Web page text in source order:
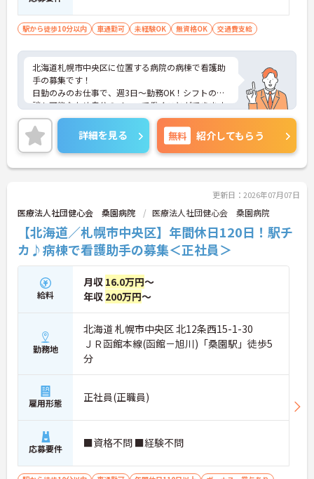
駅から徒歩10分以内 車通勤可 未経験OK 無資格OK 交通費支給
北海道札幌市中央区に位置する病院の病棟で看護助
手の募集です！
日勤のみのお仕事で、週3日～勤務OK！シフトの相
談も可能なため自分のペースで働くことができます
◎最寄り駅から徒歩圏内のため通勤も楽々♪現場経
験のない方でもチャレンジできる職場で、フォロー
体制もあり、経験に関わらず安心してスタートでき
ます。
こちらの求人にご興味がございましたら面接のポイ
詳細を見る 無料 紹介してもらう
更新日：2026年07月07日
医療法人社団健心会 桑園病院 医療法人社団健心会 桑園病院
【北海道／札幌市中央区】年間休日120日！駅チ
カ♪病棟で看護助手の募集＜正社員＞
給料
月収 16.0万円～
年収 200万円～
勤務地
北海道 札幌市中央区 北12条西15-1-30
ＪＲ函館本線(函館－旭川)「桑園駅」徒歩5
分
雇用形態 正社員(正職員)
応募要件 ■資格不問 ■経験不問